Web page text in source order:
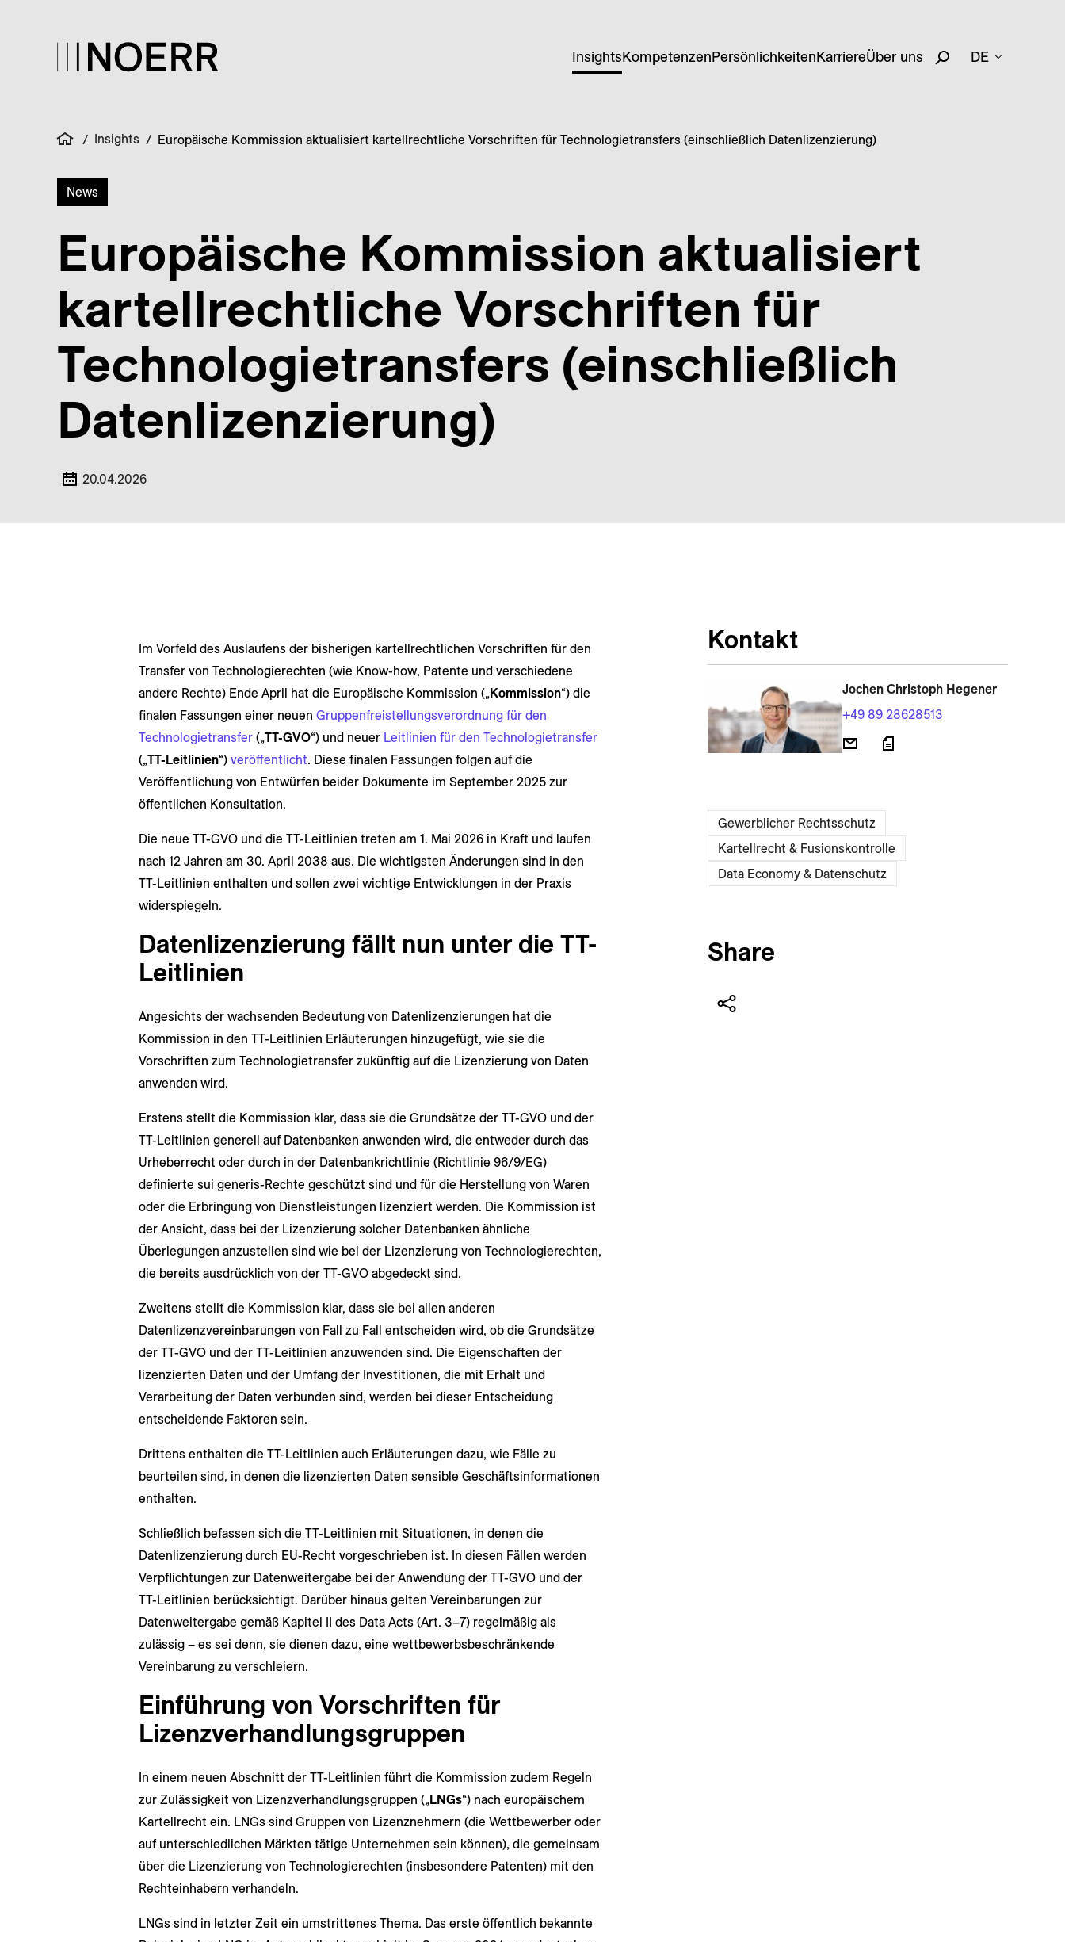
InsightsKompetenzenPersönlichkeitenKarriereÜber uns DE
/ Insights / Europäische Kommission aktualisiert kartellrechtliche Vorschriften für Technologietransfers (einschließlich Datenlizenzierung)
News
Europäische Kommission aktualisiert
kartellrechtliche Vorschriften für
Technologietransfers (einschließlich
Datenlizenzierung)
20.04.2026
Im Vorfeld des Auslaufens der bisherigen kartellrechtlichen Vorschriften für den
Transfer von Technologierechten (wie Know-how, Patente und verschiedene
andere Rechte) Ende April hat die Europäische Kommission („Kommission“) die
finalen Fassungen einer neuen Gruppenfreistellungsverordnung für den
Technologietransfer(„TT-GVO“) und neuer Leitlinien für den Technologietransfer
(„TT-Leitlinien“) veröffentlicht. Diese finalen Fassungen folgen auf die
Veröffentlichung von Entwürfen beider Dokumente im September 2025 zur
öffentlichen Konsultation.
Die neue TT-GVO und die TT-Leitlinien treten am 1. Mai 2026 in Kraft und laufen
nach 12 Jahren am 30. April 2038 aus. Die wichtigsten Änderungen sind in den
TT-Leitlinien enthalten und sollen zwei wichtige Entwicklungen in der Praxis
widerspiegeln.
Datenlizenzierung fällt nun unter die TT-
Leitlinien
Angesichts der wachsenden Bedeutung von Datenlizenzierungen hat die
Kommission in den TT-Leitlinien Erläuterungen hinzugefügt, wie sie die
Vorschriften zum Technologietransfer zukünftig auf die Lizenzierung von Daten
anwenden wird.
Erstens stellt die Kommission klar, dass sie die Grundsätze der TT-GVO und der
TT-Leitlinien generell auf Datenbanken anwenden wird, die entweder durch das
Urheberrecht oder durch in der Datenbankrichtlinie (Richtlinie 96/9/EG)
definierte sui generis-Rechte geschützt sind und für die Herstellung von Waren
oder die Erbringung von Dienstleistungen lizenziert werden. Die Kommission ist
der Ansicht, dass bei der Lizenzierung solcher Datenbanken ähnliche
Überlegungen anzustellen sind wie bei der Lizenzierung von Technologierechten,
die bereits ausdrücklich von der TT-GVO abgedeckt sind.
Zweitens stellt die Kommission klar, dass sie bei allen anderen
Datenlizenzvereinbarungen von Fall zu Fall entscheiden wird, ob die Grundsätze
der TT-GVO und der TT-Leitlinien anzuwenden sind. Die Eigenschaften der
lizenzierten Daten und der Umfang der Investitionen, die mit Erhalt und
Verarbeitung der Daten verbunden sind, werden bei dieser Entscheidung
entscheidende Faktoren sein.
Drittens enthalten die TT-Leitlinien auch Erläuterungen dazu, wie Fälle zu
beurteilen sind, in denen die lizenzierten Daten sensible Geschäftsinformationen
enthalten.
Schließlich befassen sich die TT-Leitlinien mit Situationen, in denen die
Datenlizenzierung durch EU-Recht vorgeschrieben ist. In diesen Fällen werden
Verpflichtungen zur Datenweitergabe bei der Anwendung der TT-GVO und der
TT-Leitlinien berücksichtigt. Darüber hinaus gelten Vereinbarungen zur
Datenweitergabe gemäß Kapitel II des Data Acts (Art. 3–7) regelmäßig als
zulässig – es sei denn, sie dienen dazu, eine wettbewerbsbeschränkende
Vereinbarung zu verschleiern.
Einführung von Vorschriften für
Lizenzverhandlungsgruppen
In einem neuen Abschnitt der TT-Leitlinien führt die Kommission zudem Regeln
zur Zulässigkeit von Lizenzverhandlungsgruppen („LNGs“) nach europäischem
Kartellrecht ein. LNGs sind Gruppen von Lizenznehmern (die Wettbewerber oder
auf unterschiedlichen Märkten tätige Unternehmen sein können), die gemeinsam
über die Lizenzierung von Technologierechten (insbesondere Patenten) mit den
Rechteinhabern verhandeln.
LNGs sind in letzter Zeit ein umstrittenes Thema. Das erste öffentlich bekannte
Kontakt
Jochen Christoph Hegener
+49 89 28628513
Gewerblicher Rechtsschutz
Kartellrecht & Fusionskontrolle
Data Economy & Daten­schutz
Share